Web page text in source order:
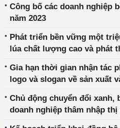
Công bố các doanh nghiệp
năm 2023
Phát triển bền vững một
lúa chất lượng cao và phát
năm 2030
Gia hạn thời gian nhận tác
logo và slogan về sản xuất
Chủ động chuyển đổi xanh,
doanh nghiệp thâm nhập